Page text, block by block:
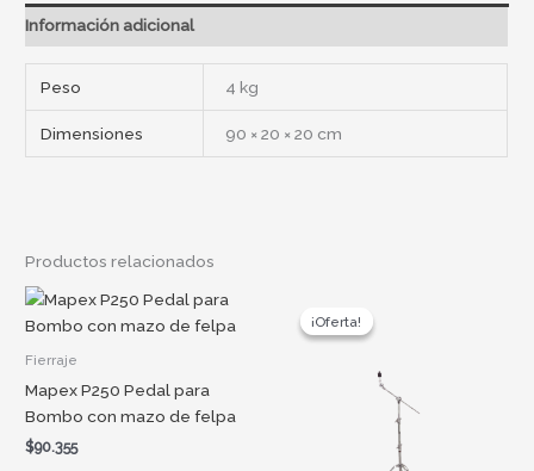
Información adicional
Peso 4 kg
Dimensiones 90 × 20 × 20 cm
Productos relacionados
Fierraje
Mapex P250 Pedal para
Bombo con mazo de felpa
$90.355
¡Oferta!
¡Oferta!
was: